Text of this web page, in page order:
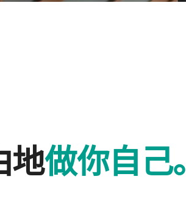
地做​你​自己。